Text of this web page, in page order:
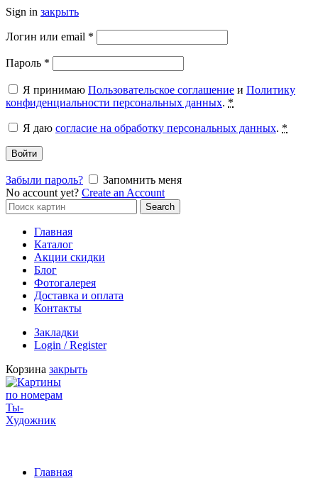
Sign in закрыть
Логин или email *
Пароль *
Я принимаю Пользовательское соглашение и Политику
конфиденциальности персональных данных. *
Я даю согласие на обработку персональных данных. *
Войти
Забыли пароль?
Запомнить меня
No account yet? Create an Account
Search
for:
Search
Главная
Каталог
Акции скидки
Блог
Фотогалерея
Доставка и оплата
Контакты
Закладки
Login / Register
Корзина закрыть
Главная